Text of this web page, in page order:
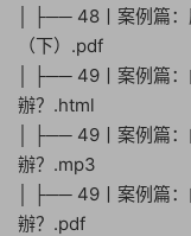
│ ├── 48丨案例篇
（下）.pdf
│ ├── 49丨案例篇
辦？.html
│ ├── 49丨案例篇
辦？.mp3
│ ├── 49丨案例篇
辦？.pdf